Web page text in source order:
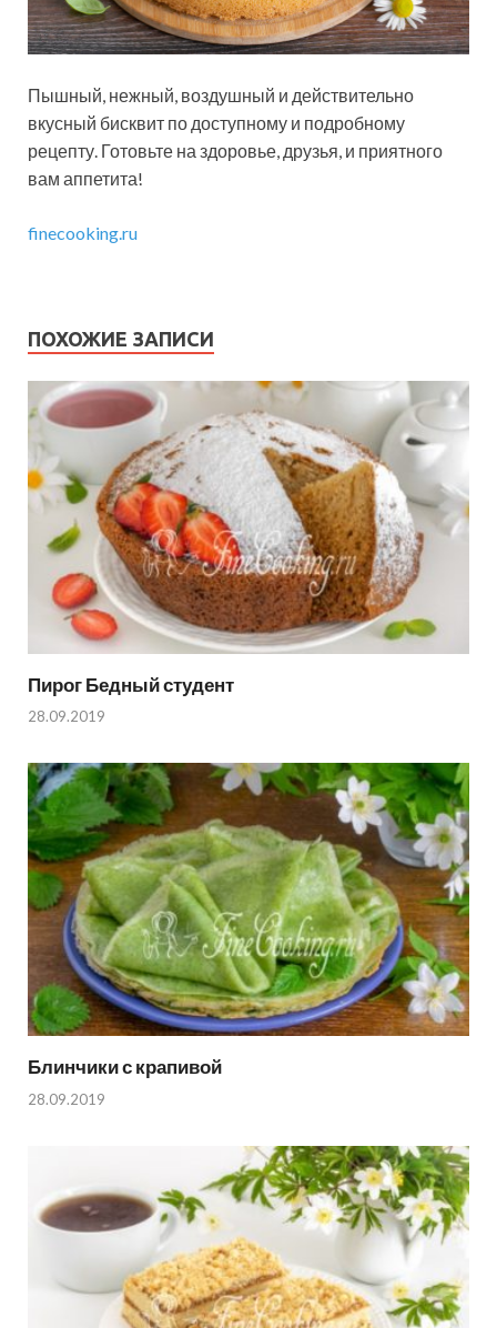
Пышный, нежный, воздушный и действительно
вкусный бисквит по доступному и подробному
рецепту. Готовьте на здоровье, друзья, и приятного
вам аппетита!
finecooking.ru
ПОХОЖИЕ ЗАПИСИ
Пирог Бедный студент
28.09.2019
Блинчики с крапивой
28.09.2019